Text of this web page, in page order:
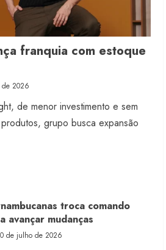
franquia com estoque
2026
de menor investimento e sem
grupo busca expansão
troca comando
avançar mudanças
de julho de 2026